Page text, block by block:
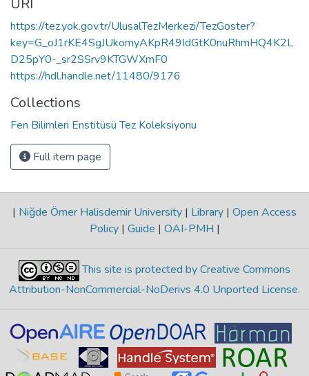
https://tez.yok.gov.tr/UlusalTezMerkezi/TezGoster?
key=G_oJ1rKE4SgJUkomyAKpR49IdGtK0nuRhmHQ4K2L
D25pY0-_sr2SSrv9KTGWXmF0
https://hdl.handle.net/11480/9176
Collections
Fen Bilimleri Enstitüsü Tez Koleksiyonu
Full item page
| Niğde Ömer Halisdemir University | Library | Open Access
Policy | Guide | OAI-PMH |
This site is protected by Creative Commons
Attribution-NonCommercial-NoDerivs 4.0 Unported License.